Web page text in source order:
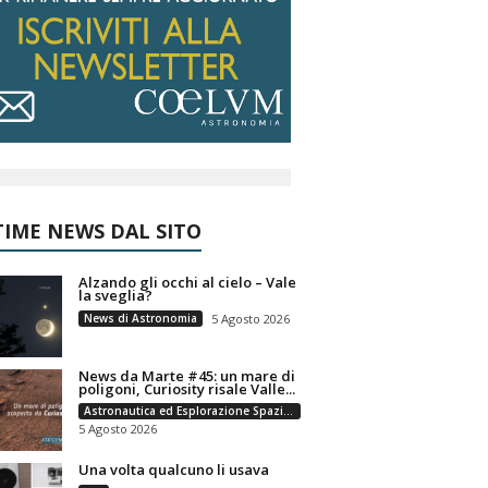
NEWS DAL SITO
Alzando gli occhi al cielo – Vale
la sveglia?
News di Astronomia 5 Agosto 2026
News da Marte #45: un mare di
poligoni, Curiosity risale Valle...
Astronautica ed Esplorazione Spaziale
5 Agosto 2026
Una volta qualcuno li usava